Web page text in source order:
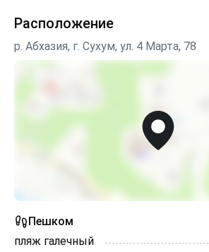
Расположение
р. Абхазия, г. Сухум, ул. 4 Марта, 78
Пешком
пляж галечный